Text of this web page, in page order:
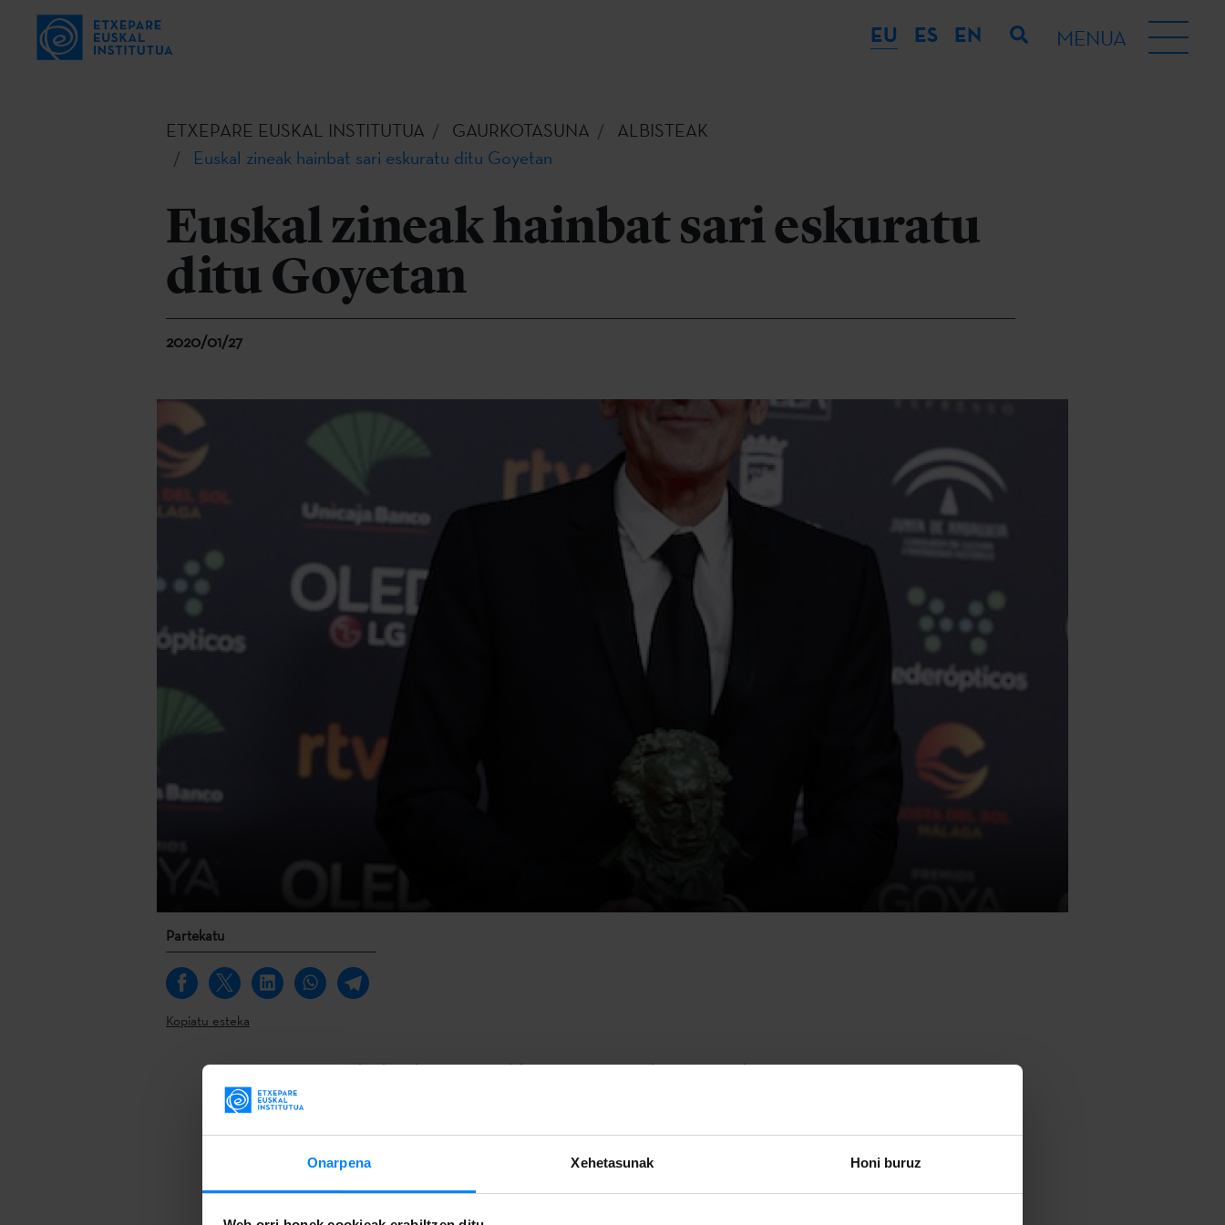
Onarpena Xehetasunak Honi buruz
EU ES EN MENUA
ETXEPARE EUSKAL INSTITUTUA GAURKOTASUNA
ALBISTEAK
Euskal zineak hainbat sari eskuratu ditu Goyetan
Euskal zineak hainbat sari eskuratu
ditu Goyetan
2020/01/27
Partekatu
Kopiatu esteka
Pasa den larunbatean, urtarrilak 25, ospatu zen Malagan Espainiako Arteen eta Zientzia
Jon Garaño, Aitor Arregi eta Jose Mari GoenagarenLa trinchera infinita15
izendapenekin eta Donostia Zinemaldian aurkeztu zenetik hainbat sari (Donostia